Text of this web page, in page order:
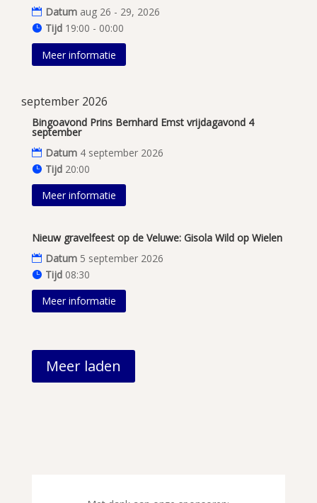
Datum aug 26 - 29, 2026
Tijd 19:00 - 00:00
Meer informatie
september 2026
Bingoavond Prins Bernhard Emst vrijdagavond 4
september
Datum 4 september 2026
Tijd 20:00
Meer informatie
Nieuw gravelfeest op de Veluwe: Gisola Wild op Wielen
Datum 5 september 2026
Tijd 08:30
Meer informatie
Meer laden